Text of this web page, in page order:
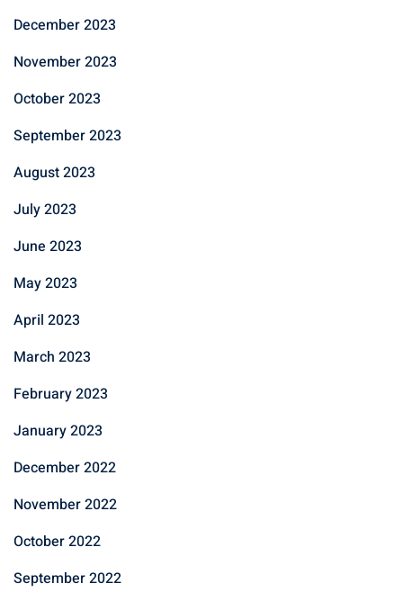
December 2023
November 2023
October 2023
September 2023
August 2023
July 2023
June 2023
May 2023
April 2023
March 2023
February 2023
January 2023
December 2022
November 2022
October 2022
September 2022